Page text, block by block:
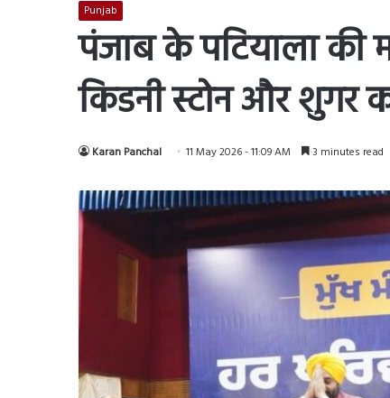
Punjab
पंजाब के पटियाला की
किडनी स्टोन और शुगर
Karan Panchal 11 May 2026 - 11:09 AM 3 minutes read